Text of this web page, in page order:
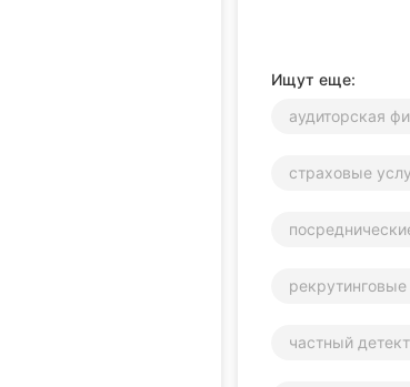
Ищут еще:
аудиторская
страховые
частный